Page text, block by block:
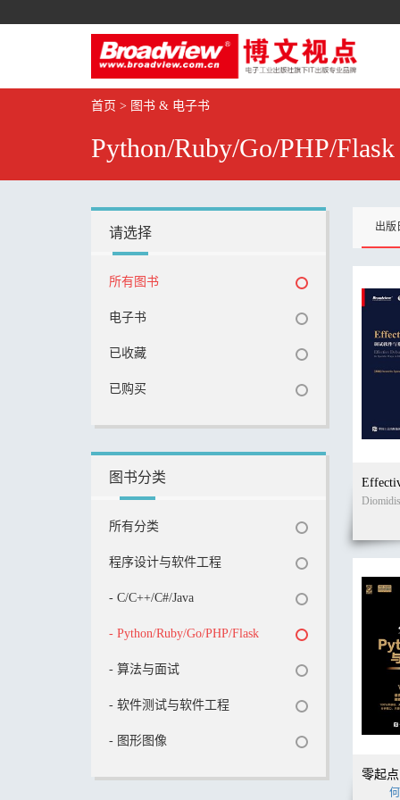
首页 > 图书 & 电子书
Python/Ruby/Go/PHP/Flask
请选择
所有图书
电子书
已收藏
已购买
图书分类
所有分类
程序设计与软件工程
- C/C++/C#/Java
- Python/Ruby/Go/PHP/Flask
- 算法与面试
- 软件测试与软件工程
- 图形图像
出版